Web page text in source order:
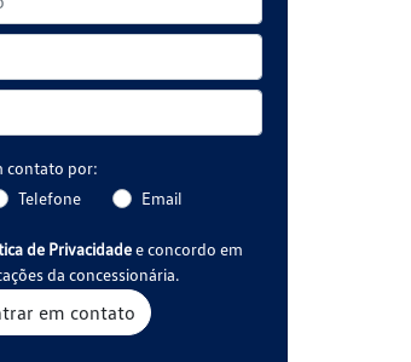
contato por:
Telefone Email
de Privacidadee concordo em
da concessionária.
em contato